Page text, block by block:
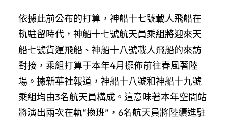
依據此前公布的打算，神船十七號載人飛船在
軌駐留時代，神船十七號航天員乘組將迎來天
船七號貨運飛船、神船十八號載人飛船的來訪
對接，乘組打算于本年4月擺佈前往春風著陸
場。據新華社報道，神船十八號和神船十九號
乘組均由3名航天員構成。這意味著本年空間站
將演出兩次在軌“換班”，6名航天員將陸續進駐